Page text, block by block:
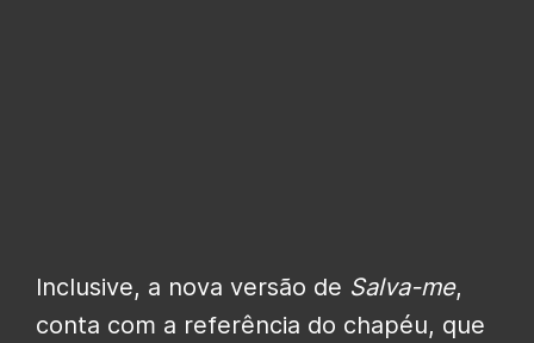
Inclusive, a nova versão de Salva-me,
conta com a referência do chapéu, que